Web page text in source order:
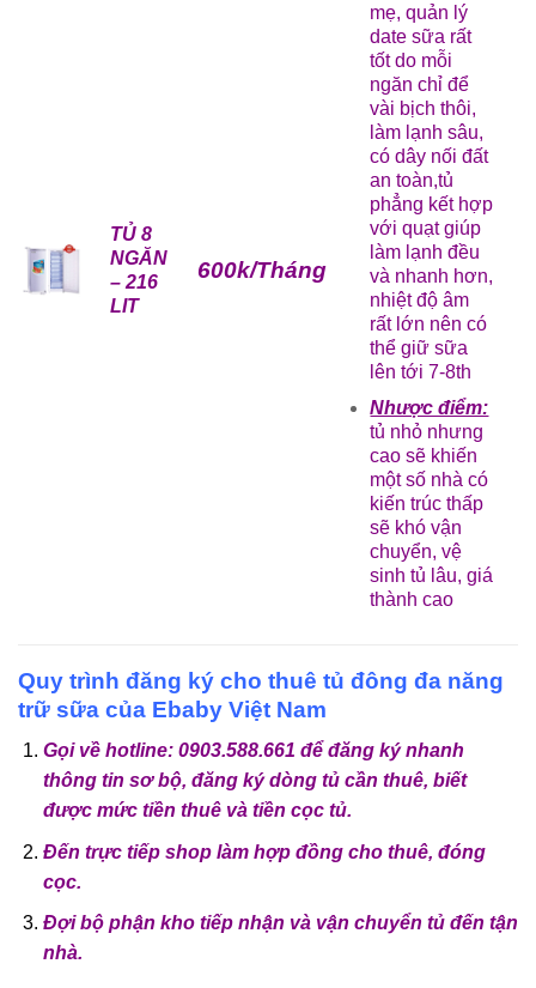
TỦ 8
NGĂN
– 216
LIT
600k/Tháng
mẹ, quản lý
date sữa rất
tốt do mỗi
ngăn chỉ để
vài bịch thôi,
làm lạnh sâu,
có dây nối đất
an toàn,tủ
phẳng kết hợp
với quạt giúp
làm lạnh đều
và nhanh hơn,
nhiệt độ âm
rất lớn nên có
thể giữ sữa
lên tới 7-8th
Nhược điểm:
tủ nhỏ nhưng
cao sẽ khiến
một số nhà có
kiến trúc thấp
sẽ khó vận
chuyển, vệ
sinh tủ lâu, giá
thành cao
Quy trình đăng ký cho thuê tủ đông đa năng
trữ sữa của Ebaby Việt Nam
Gọi về hotline: 0903.588.661 để đăng ký nhanh
thông tin sơ bộ, đăng ký dòng tủ cần thuê, biết
được mức tiền thuê và tiền cọc tủ.
Đến trực tiếp shop làm hợp đồng cho thuê, đóng
cọc.
Đợi bộ phận kho tiếp nhận và vận chuyển tủ đến tận
nhà.